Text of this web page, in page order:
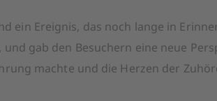
ein Ereignis, das noch lange in
gab den Besuchern eine neue
machte und die Herzen der